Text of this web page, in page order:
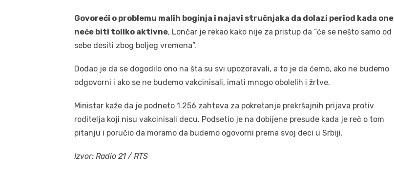
Govoreći o problemu malih boginja i najavi stručnjaka da dolazi period kada one
neće biti toliko aktivne, Lončar je rekao kako nije za pristup da “će se nešto samo od
sebe desiti zbog boljeg vremena”.
Dodao je da se dogodilo ono na šta su svi upozoravali, a to je da ćemo, ako ne budemo
odgovorni i ako se ne budemo vakcinisali, imati mnogo obolelih i žrtve.
Ministar kaže da je podneto 1.256 zahteva za pokretanje prekršajnih prijava protiv
roditelja koji nisu vakcinisali decu. Podsetio je na dobijene presude kada je reč o tom
pitanju i poručio da moramo da budemo ogovorni prema svoj deci u Srbiji.
Izvor: Radio 21 / RTS